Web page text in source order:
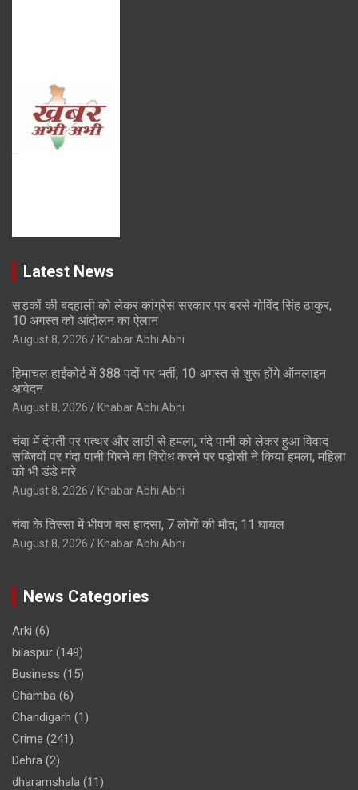
Latest News
सड़कों की बदहाली को लेकर कांग्रेस सरकार पर बरसे गोविंद सिंह ठाकुर,
10 अगस्त को आंदोलन का ऐलान
August 8, 2026 Khabar Abhi Abhi
हिमाचल हाईकोर्ट में 388 पदों पर भर्ती, 10 अगस्त से शुरू होंगे ऑनलाइन
आवेदन
August 8, 2026 Khabar Abhi Abhi
चंबा में दंपती पर पत्थर और लाठी से हमला, गंदे पानी को लेकर हुआ विवाद
सब्जियों पर गंदा पानी गिरने का विरोध करने पर पड़ोसी ने किया हमला, महिला
को भी डंडे मारे
August 8, 2026 Khabar Abhi Abhi
चंबा के तिस्सा में भीषण बस हादसा, 7 लोगों की मौत; 11 घायल
August 8, 2026 Khabar Abhi Abhi
News Categories
Arki (6)
bilaspur (149)
Business (15)
Chamba (6)
Chandigarh (1)
Crime (241)
Dehra (2)
dharamshala (11)